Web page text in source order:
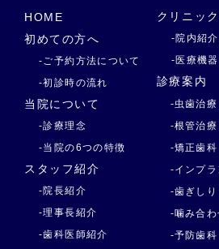
HOME
初めての方へ
-ご予約方法について
-初診時の流れ
当院について
-診療理念
-当院の6つの特徴
スタッフ紹介
-院長紹介
-理事長紹介
-歯科医師紹介
クリニッ
-院内紹介
-医療機
診療案内
-虫歯治療
-根管治療
-矯正歯科
-インプラ
-歯ぎしり
-噛み合わ
-予防歯科